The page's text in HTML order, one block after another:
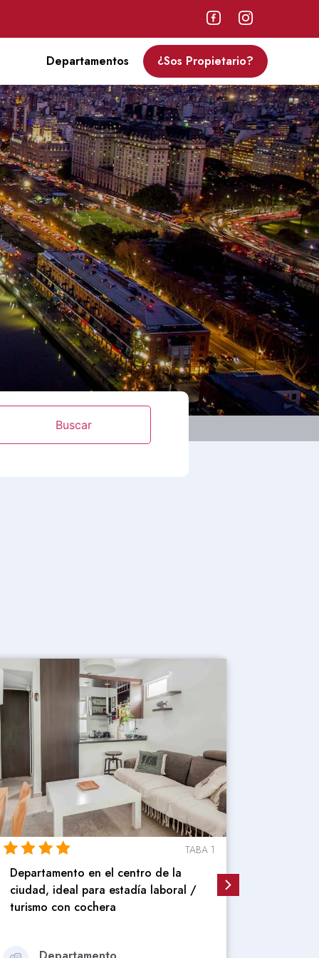
Departamentos ¿Sos Propietario?
Buscar
TABA 4
Hermoso departamento, cómodo y
totalmente equipado para una familia
en pleno centro de la ciudad de La